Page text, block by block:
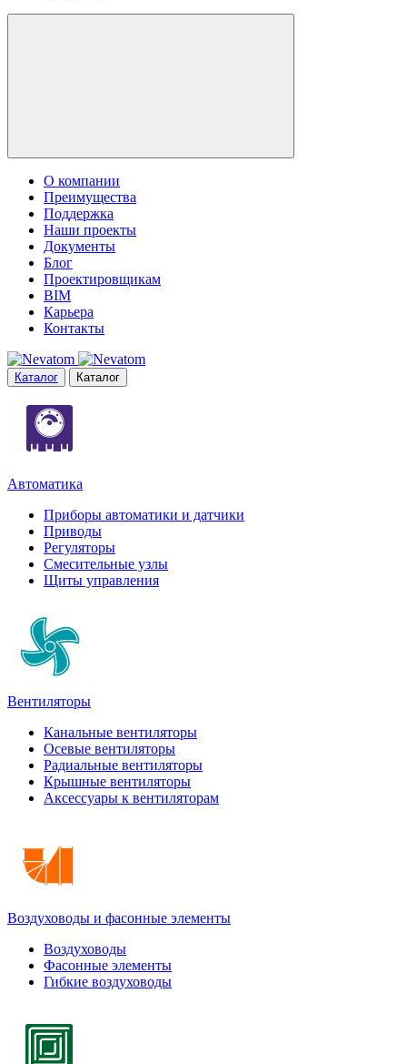
О компании
Преимущества
Поддержка
Наши проекты
Документы
Блог
Проектировщикам
BIM
Карьера
Контакты
Каталог Каталог
Автоматика
Приборы автоматики и датчики
Приводы
Регуляторы
Смесительные узлы
Щиты управления
Вентиляторы
Канальные вентиляторы
Осевые вентиляторы
Радиальные вентиляторы
Крышные вентиляторы
Аксессуары к вентиляторам
Воздуховоды и фасонные элементы
Воздуховоды
Фасонные элементы
Гибкие воздуховоды